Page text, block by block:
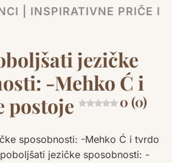
| INSPIRATIVNE PRIČE I
jezičke
-Mehko Ć i
postoje
0 (0)
sposobnosti: -Mehko Ć i tvrdo
jezičke sposobnosti: -